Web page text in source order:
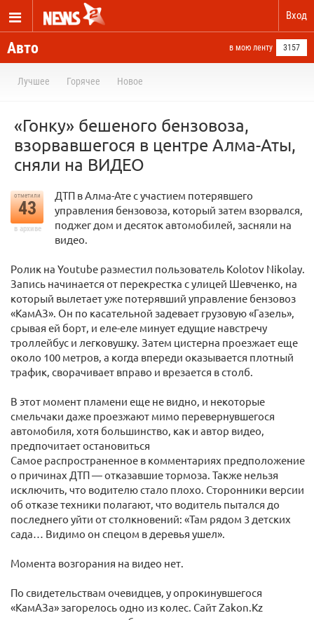
Вход
Авто в мою ленту 3157
Лучшее Горячее Новое
«Гонку» бешеного бензовоза,
взорвавшегося в центре Алма-Аты,
сняли на ВИДЕО
отметили
43
в архиве
ДТП в Алма-Ате с участием потерявшего
управления бензовоза, который затем взорвался,
поджег дом и десяток автомобилей, засняли на
видео.
Ролик на Youtube разместил пользователь Kolotov Nikolay.
Запись начинается от перекрестка с улицей Шевченко, на
который вылетает уже потерявший управление бензовоз
«КамАЗ». Он по касательной задевает грузовую «Газель»,
срывая ей борт, и еле-еле минует едущие навстречу
троллейбус и легковушку. Затем цистерна проезжает еще
около 100 метров, а когда впереди оказывается плотный
трафик, сворачивает вправо и врезается в столб.
В этот момент пламени еще не видно, и некоторые
смельчаки даже проезжают мимо перевернувшегося
автомобиля, хотя большинство, как и автор видео,
предпочитает остановиться
Самое распространенное в комментариях предположение
о причинах ДТП — отказавшие тормоза. Также нельзя
исключить, что водителю стало плохо. Сторонники версии
об отказе техники полагают, что водитель пытался до
последнего уйти от столкновений: «Там рядом 3 детских
сада… Видимо он спецом в деревья ушел».
Момента возгорания на видео нет.
По свидетельствам очевидцев, у опрокинувшегося
«КамАЗа» загорелось одно из колес. Сайт Zakon.Kz